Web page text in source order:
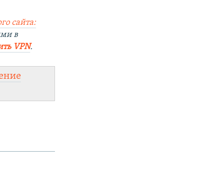
сайта:
в
VPN.